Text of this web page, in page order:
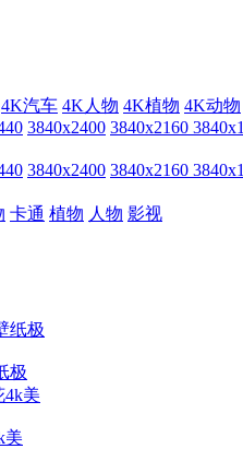
4K汽车 4K人物 4K植物 4K动物
3840x2400 3840x2160
3840x2400 3840x2160
卡通 植物 人物 影视
极
美